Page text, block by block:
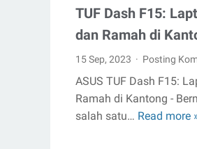
TUF Dash F15:
dan Ramah di
15 Sep, 2023 Posting
ASUS TUF Dash F15:
Ramah di Kantong -
salah satu… Read more